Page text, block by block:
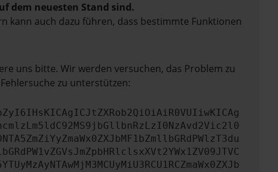
dem neuesten Stand sind.
kann auch dazu führen, dass bestimmte Funktionen
uns bitte. Wir werden versuchen, das Problem zu
zu unterstützen: